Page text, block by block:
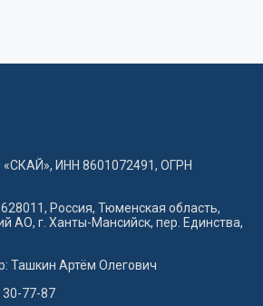
ИНН 8601072491, ОГРН
Россия, Тюменская область,
АО, г. Ханты-Мансийск, пер. Единства,
Ташкин Артём Олегович
77-87